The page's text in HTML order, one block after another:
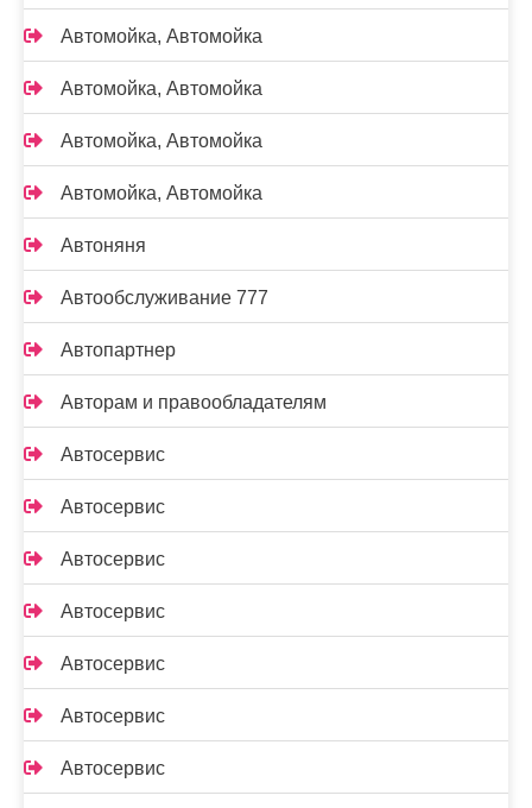
Автомойка, Автомойка
Автомойка, Автомойка
Автомойка, Автомойка
Автомойка, Автомойка
Автоняня
Автообслуживание 777
Автопартнер
Авторам и правообладателям
Автосервис
Автосервис
Автосервис
Автосервис
Автосервис
Автосервис
Автосервис